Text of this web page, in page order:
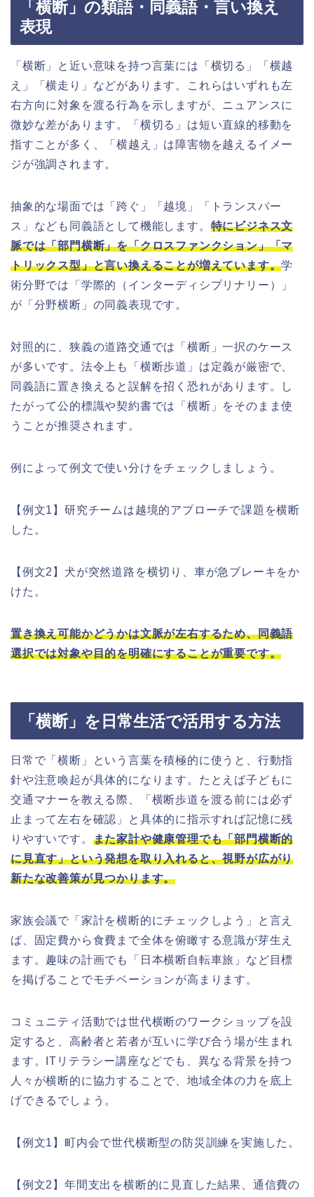
「横断」の類語・同義語・言い換え
表現
「横断」と近い意味を持つ言葉には「横切る」「横越
え」「横走り」などがあります。これらはいずれも左
右方向に対象を渡る行為を示しますが、ニュアンスに
微妙な差があります。「横切る」は短い直線的移動を
指すことが多く、「横越え」は障害物を越えるイメー
ジが強調されます。
抽象的な場面では「跨ぐ」「越境」「トランスバー
ス」なども同義語として機能します。 特にビジネス文
脈では「部門横断」を「クロスファンクション」「マ
トリックス型」と言い換えることが増えています。学
術分野では「学際的（インターディシプリナリー）」
が「分野横断」の同義表現です。
対照的に、狭義の道路交通では「横断」一択のケース
が多いです。法令上も「横断歩道」は定義が厳密で、
同義語に置き換えると誤解を招く恐れがあります。し
たがって公的標識や契約書では「横断」をそのまま使
うことが推奨されます。
例によって例文で使い分けをチェックしましょう。
【例文1】研究チームは越境的アプローチで課題を横断
した。
【例文2】犬が突然道路を横切り、車が急ブレーキをか
けた。
置き換え可能かどうかは文脈が左右するため、同義語
選択では対象や目的を明確にすることが重要です。
「横断」を日常生活で活用する方法
日常で「横断」という言葉を積極的に使うと、行動指
針や注意喚起が具体的になります。たとえば子どもに
交通マナーを教える際、「横断歩道を渡る前には必ず
止まって左右を確認」と具体的に指示すれば記憶に残
りやすいです。 また家計や健康管理でも「部門横断的
に見直す」という発想を取り入れると、視野が広がり
新たな改善策が見つかります。
家族会議で「家計を横断的にチェックしよう」と言え
ば、固定費から食費まで全体を俯瞰する意識が芽生え
ます。趣味の計画でも「日本横断自転車旅」など目標
を掲げることでモチベーションが高まります。
コミュニティ活動では世代横断のワークショップを設
定すると、高齢者と若者が互いに学び合う場が生まれ
ます。ITリテラシー講座などでも、異なる背景を持つ
人々が横断的に協力することで、地域全体の力を底上
げできるでしょう。
【例文1】町内会で世代横断型の防災訓練を実施した。
【例文2】年間支出を横断的に見直した結果、通信費の